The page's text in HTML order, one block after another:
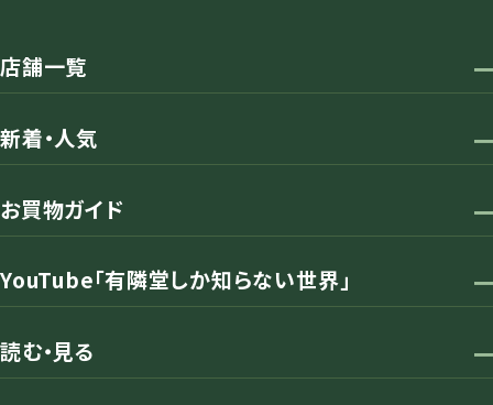
店舗一覧
新着・人気
お買物ガイド
YouTube「有隣堂しか知らない世界」
読む・見る